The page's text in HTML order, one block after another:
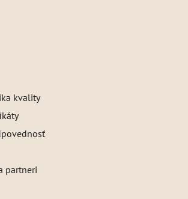
kvality
partneri